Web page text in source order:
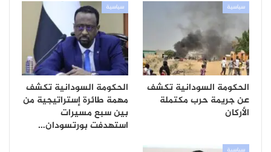
سياسية
الحكومة السودانية تكشف
عن جريمة حرب مكتملة
الأركان
سياسية
الحكومة السودانية تكشف
مهمة طائرة إستراتيجية من
بين سبع مسيرات
استهدفت بورتسودان…
سياسية